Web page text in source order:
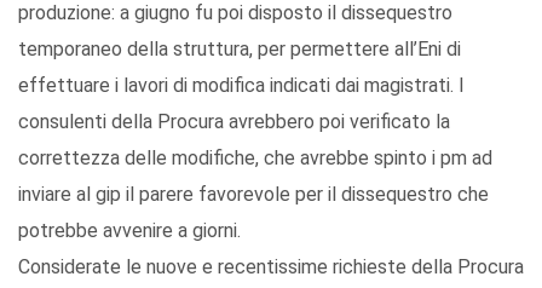
produzione: a giugno fu poi disposto il dissequestro
temporaneo della struttura, per permettere all’Eni di
effettuare i lavori di modifica indicati dai magistrati. I
consulenti della Procura avrebbero poi verificato la
correttezza delle modifiche, che avrebbe spinto i pm ad
inviare al gip il parere favorevole per il dissequestro che
potrebbe avvenire a giorni.
Considerate le nuove e recentissime richieste della Procura